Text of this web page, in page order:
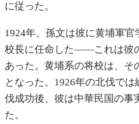
に従った。
1924年、孫文は彼に黄埔軍官
校長に任命した――これは彼
あった。黄埔系の将校は、そ
となった。1926年の北伐で
伐成功後、彼は中華民国の事
た。